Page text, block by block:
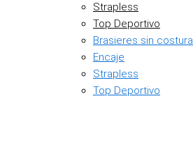
Strapless
Top Deportivo
Brasieres sin costura
Encaje
Strapless
Top Deportivo